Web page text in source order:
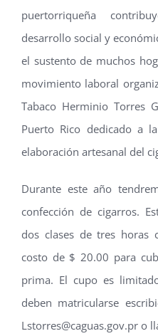
puertorriqueña
desarrollo social y
el sustento de muchos
movimiento laboral
Tabaco Herminio Torres
Puerto Rico dedicado a
elaboración artesanal del
Durante este año
confección de cigarros.
dos clases de tres horas
costo de $ 20.00 para
prima. El cupo es
deben matricularse
Lstorres@caguas.gov.pr o